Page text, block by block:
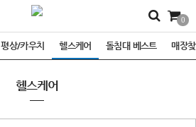
0
평상/카우치 헬스케어 돌침대 베스트 매장
헬스케어